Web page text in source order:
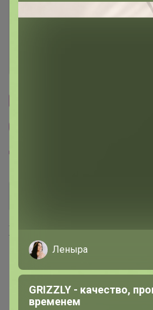
Хиты продаж
Леныра
GRIZZLY - качество,
временем